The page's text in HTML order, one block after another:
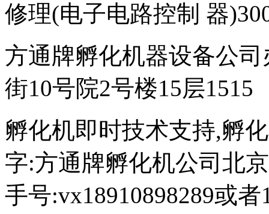
修理(电子电路控制 器
方通牌孵化机器设备公
街10号院2号楼15层1515
孵化机即时技术支持,孵
字:方通牌孵化机公司北
手号:vx18910898289或